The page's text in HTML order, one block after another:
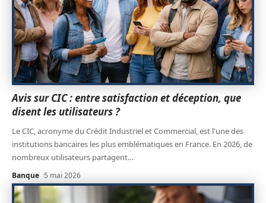
Avis sur CIC : entre satisfaction et déception, que
disent les utilisateurs ?
Le CIC, acronyme du Crédit Industriel et Commercial, est l'une des
institutions bancaires les plus emblématiques en France. En 2026, de
nombreux utilisateurs partagent…
Banque 5 mai 2026